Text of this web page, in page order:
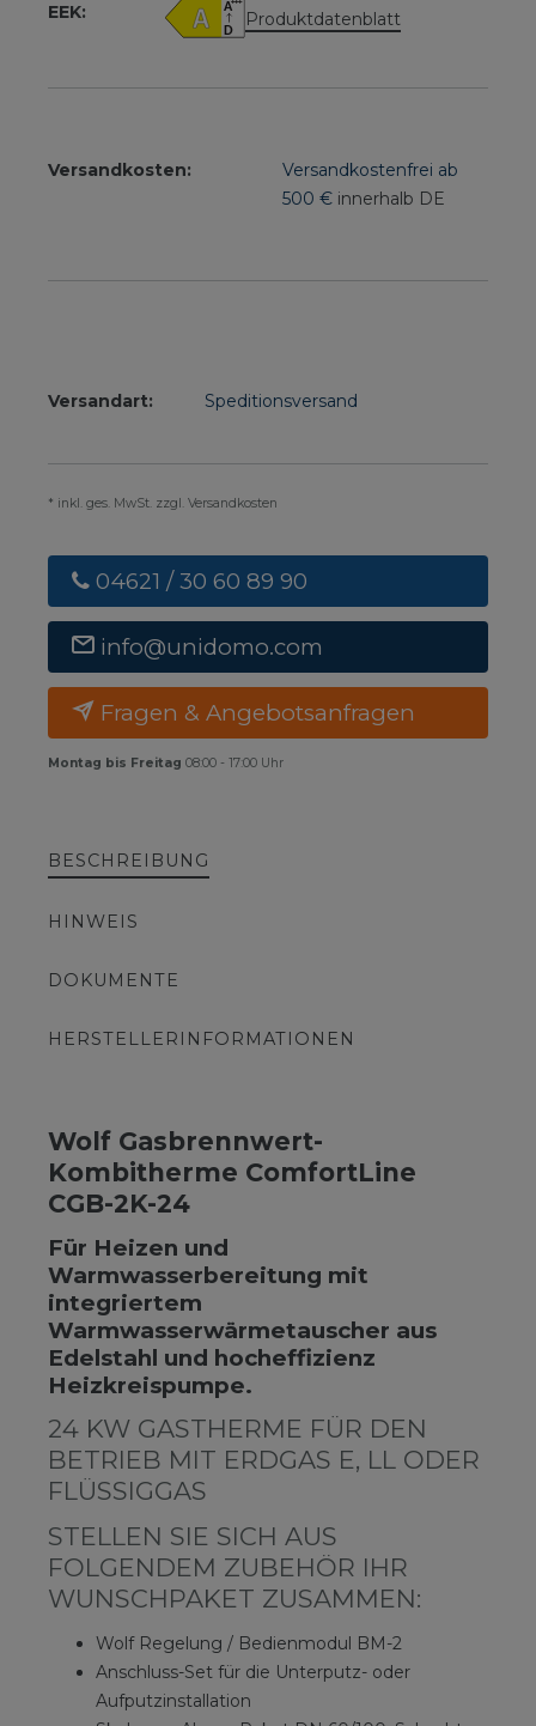
EEK: Produktdatenblatt
Versandkosten:
Versandkostenfrei ab
500 € innerhalb DE
Versandart: Speditionsversand
* inkl. ges. MwSt. zzgl. Versandkosten
04621 / 30 60 89 90
info@unidomo.com
Fragen & Angebotsanfragen
Montag bis Freitag 08:00 - 17:00 Uhr
BESCHREIBUNG
HINWEIS
DOKUMENTE
HERSTELLERINFORMATIONEN
Wolf Gasbrennwert-
Kombitherme ComfortLine
CGB-2K-24
Für Heizen und
Warmwasserbereitung mit
integriertem
Warmwasserwärmetauscher aus
Edelstahl und hocheffizienz
Heizkreispumpe.
24 KW GASTHERME FÜR DEN
BETRIEB MIT ERDGAS E, LL ODER
FLÜSSIGGAS
STELLEN SIE SICH AUS
FOLGENDEM ZUBEHÖR IHR
WUNSCHPAKET ZUSAMMEN:
Wolf Regelung / Bedienmodul BM-2
Anschluss-Set für die Unterputz- oder
Aufputzinstallation